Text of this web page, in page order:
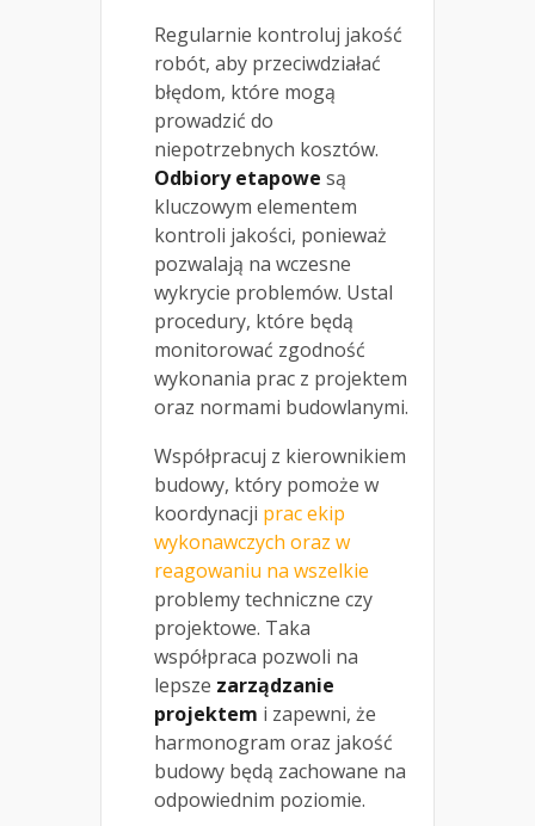
Regularnie kontroluj jakość
robót, aby przeciwdziałać
błędom, które mogą
prowadzić do
niepotrzebnych kosztów.
Odbiory etapowe są
kluczowym elementem
kontroli jakości, ponieważ
pozwalają na wczesne
wykrycie problemów. Ustal
procedury, które będą
monitorować zgodność
wykonania prac z projektem
oraz normami budowlanymi.
Współpracuj z kierownikiem
budowy, który pomoże w
koordynacji prac ekip
wykonawczych oraz w
reagowaniu na wszelkie
problemy techniczne czy
projektowe. Taka
współpraca pozwoli na
lepsze zarządzanie
projektem i zapewni, że
harmonogram oraz jakość
budowy będą zachowane na
odpowiednim poziomie.